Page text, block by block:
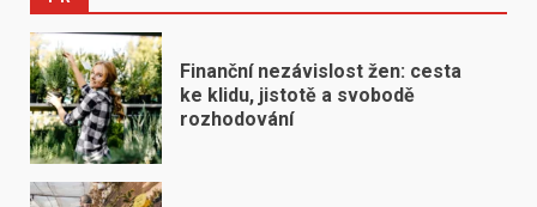
Finanční nezávislost žen: cesta
ke klidu, jistotě a svobodě
rozhodování